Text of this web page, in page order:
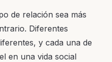
de relación sea más
Diferentes
y cada una de
en una vida social